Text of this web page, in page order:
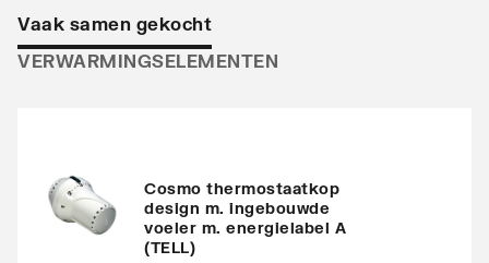
20°C - 55/45
70/40
N-exponent 1.2465
Vaak samen gekocht
VERWARMINGSELEMENTEN
Cosmo thermostaatkop
design m. ingebouwde
voeler m. energielabel A
(TELL)